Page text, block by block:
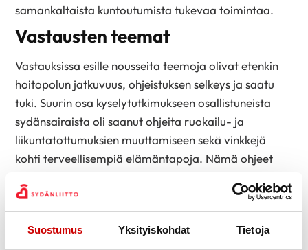
Suostumus Yksityiskohdat Tietoja
samankaltaista kuntoutumista tukevaa toimintaa.
Vastausten teemat
Vastauksissa esille nousseita teemoja olivat etenkin
hoitopolun jatkuvuus, ohjeistuksen selkeys ja saatu
tuki. Suurin osa kyselytutkimukseen osallistuneista
sydänsairaista oli saanut ohjeita ruokailu- ja
liikuntatottumuksien muuttamiseen sekä vinkkejä
kohti terveellisempiä elämäntapoja. Nämä ohjeet
Moni vastanneista koki saaneensa riittävästi tietoa
sairauden akuutista hoidosta, mutta kuntouttavan